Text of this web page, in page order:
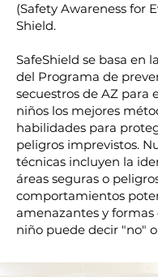
(Safety Awareness for
Shield.
SafeShield se basa en
del Programa de
secuestros de AZ para
niños los mejores
habilidades para
peligros imprevistos.
técnicas incluyen la
áreas seguras o
comportamientos
amenazantes y formas
niño puede decir "no"